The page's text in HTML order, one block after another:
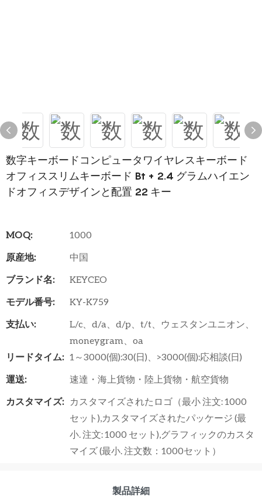
数字キーボードコンピュータワイヤレスキーボード
オフィススリムキーボード Bt + 2.4 グラムハイエン
ドオフィスデザインと配置​​ 22 キー
MOQ:
1000
原産地:
中国
ブランド名:
KEYCEO
モデル番号:
KY-K759
支払い:
L/c、d/a、d/p、t/t、ウェスタンユニオン、
moneygram、oa
リードタイム: 1～3000(個):30(日)、>3000(個):応相談(日)
運送:
速達・海上貨物・陸上貨物・航空貨物
カスタマイズ:
カスタマイズされたロゴ（最小 注文: 1000
セット),カスタマイズされたパッケージ (最
小. 注文: 1000 セット),グラフィックのカスタ
マイズ (最小. 注文数：1000セット）
製品詳細